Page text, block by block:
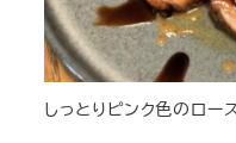
しっとりピンク色のロー